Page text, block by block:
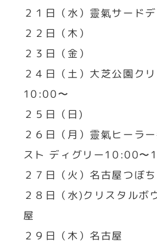
２１日（水）靈氣サード
２２日（木）
２３日（金）
２４日（土）大芝公園ク
10:00〜
２５日（日)
２６日（月）靈氣ヒーラ
スト ディグリー10:00〜
２７日（火）名古屋つぼ
２８日（水)クリスタルボ
屋
２９日（木）名古屋